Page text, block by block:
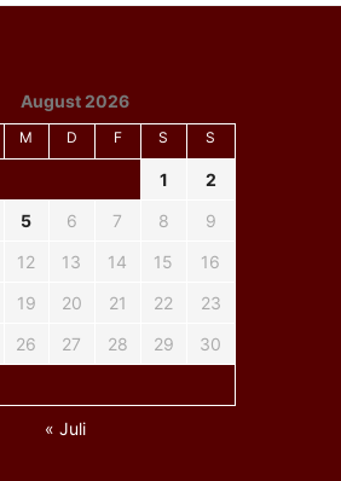
August 2026
M D F S S
1
2
5 6 7 8
9
12 13 14 15
16
19 20 21 22
23
26 27 28 29
30
« Juli